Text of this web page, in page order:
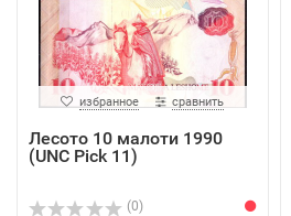
избранное сравнить
Лесото 10 малоти 1990
(UNC Pick 11)
(0)